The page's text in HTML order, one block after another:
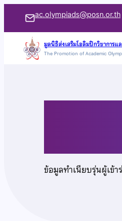
เนื้อหา
ac.olympiads@posn.or.th
มูลนิธิส่งเสริมโอลิมปิกวิชาการ
The Promotion of Academic
ข้อมูลทำเนียบรุ่นผู้เข้